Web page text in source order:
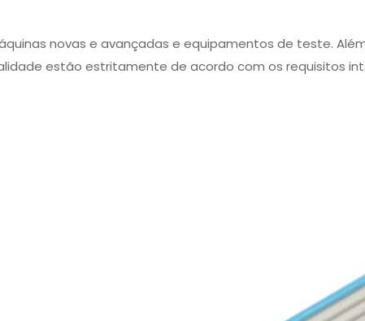
novas e avançadas e equipamentos de teste.
estão estritamente de acordo com os requisitos